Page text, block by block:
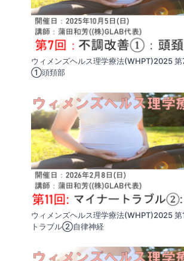
ウィメンズヘルス理学療法(WHPT)2025
①頭頚部
ウィメンズヘルス理学療法(WHPT)2025 第
トラブル②自律神経